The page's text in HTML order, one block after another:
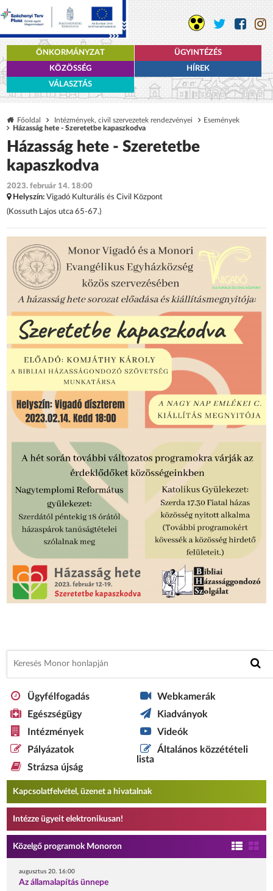
ÖNKORMÁNYZAT
ÜGYINTÉZÉS
KÖZÖSSÉG
HÍREK
VÁLASZTÁS
Főoldal Intézmények, civil szervezetek rendezvényei
Események
Házasság hete - Szeretetbe kapaszkodva
Házasság hete - Szeretetbe
kapaszkodva
2023. február 14. 18:00
Helyszín: Vigadó Kulturális és Civil Központ
(Kossuth Lajos utca 65-67.)
Ügyfélfogadás
Egészségügy
Intézmények
Pályázatok
Strázsa újság
Webkamerák
Kiadványok
Videók
Általános közzétételi
lista
Kapcsolatfelvétel, üzenet a hivatalnak
Intézze ügyeit elektronikusan!
Közelgő programok Monoron
augusztus 20. 16:00
Az államalapítás ünnepe